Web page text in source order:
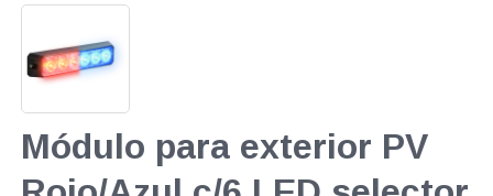
Módulo para exterior PV